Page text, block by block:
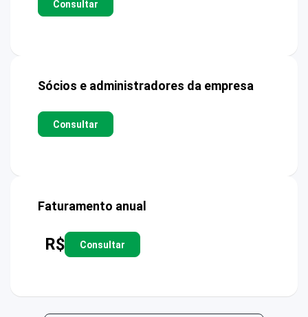
Consultar
Sócios e administradores da empresa
Consultar
Faturamento anual
R$ Consultar